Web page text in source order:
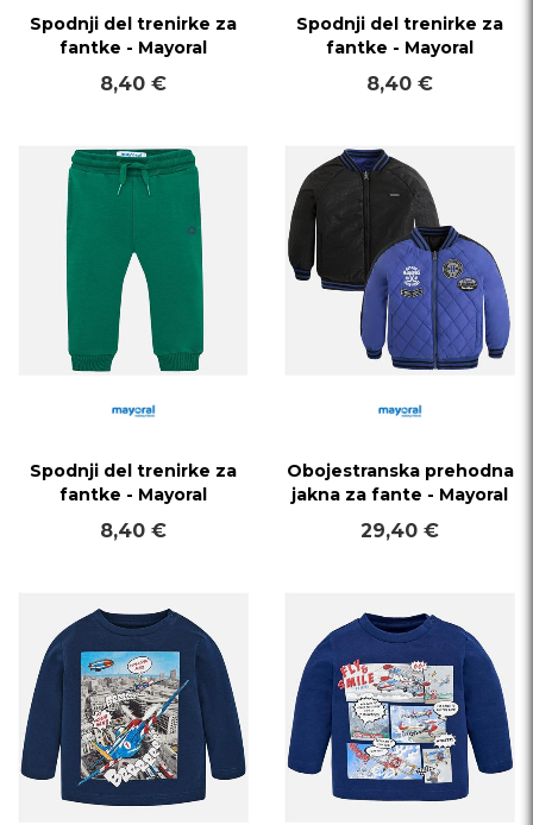
Spodnji del trenirke za
fantke - Mayoral
8,40 €
Spodnji del trenirke za
fantke - Mayoral
8,40 €
Spodnji del trenirke za
fantke - Mayoral
8,40 €
Obojestranska prehodna
jakna za fante - Mayoral
29,40 €